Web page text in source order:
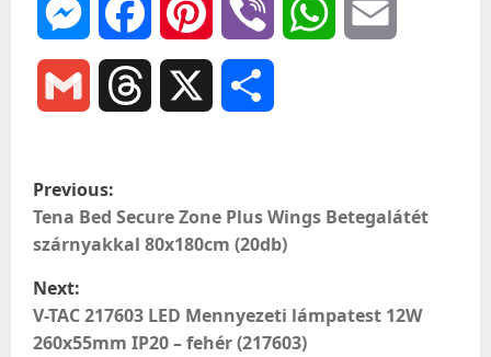
MessengerFacebookPinterest Viber WhatsApp
Gmail Threads
P
o
s
t
Previous:
Tena Bed Secure Zone Plus Wings Betegalátét
szárnyakkal 80x180cm (20db)
Next:
V-TAC 217603 LED Mennyezeti lámpatest 12W
260x55mm IP20 – fehér (217603)